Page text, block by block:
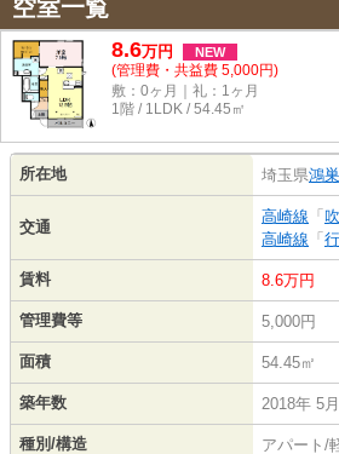
空室一覧
8.6万円 NEW
(管理費・共益費 5,000円)
敷：0ヶ月｜礼：1ヶ月
1階 / 1LDK / 54.45㎡
所在地 埼玉県鴻
交通
高崎線 「
高崎線 「
賃料 8.6万円
管理費等 5,000円
面積 54.45㎡
築年数 2018年 5
種別/構造 アパート/